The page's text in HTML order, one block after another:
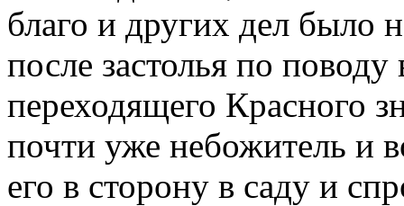
благо и других дел было
после застолья по
переходящего Красного
почти уже небожитель и
его в сторону в саду и